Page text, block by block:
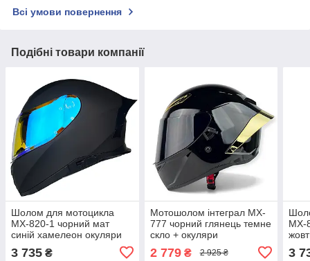
Всі умови повернення
Подібні товари компанії
Шолом для мотоцикла
MX-820-1 чорний мат
синій хамелеон окуляри
3 735 ₴
Мотошолом інтеграл MX-
777 чорний глянець темне
скло + окуляри
2 779₴ 2 925 ₴
MX-
3